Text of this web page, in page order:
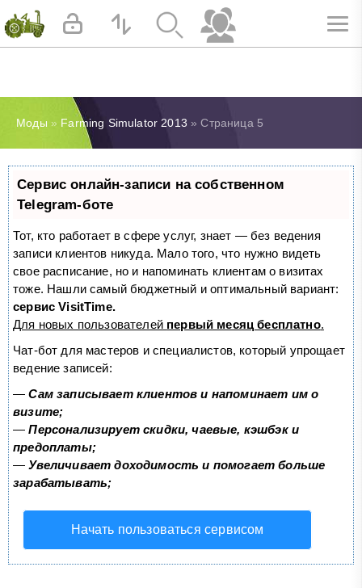
Моды » Farming Simulator 2013 » Страница 5
Сервис онлайн-записи на собственном
Telegram-боте
Тот, кто работает в сфере услуг, знает — без ведения
записи клиентов никуда. Мало того, что нужно видеть
свое расписание, но и напоминать клиентам о визитах
тоже. Нашли самый бюджетный и оптимальный вариант:
сервис VisitTime.
Для новых пользователей первый месяц бесплатно.
Чат-бот для мастеров и специалистов, который упрощает
ведение записей:
—Сам записывает клиентов и напоминает им о
визите;
—Персонализирует скидки, чаевые, кэшбэк и
предоплаты;
—Увеличивает доходимость и помогает больше
зарабатывать;
Начать пользоваться сервисом